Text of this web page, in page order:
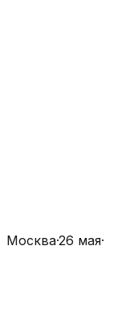
Москва·26 мая·